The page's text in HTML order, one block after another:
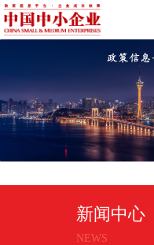
新闻中心
NEWS